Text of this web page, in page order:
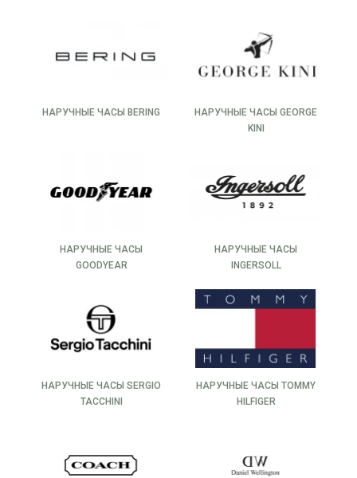
НАРУЧНЫЕ ЧАСЫ BERING
НАРУЧНЫЕ ЧАСЫ GEORGE
KINI
НАРУЧНЫЕ ЧАСЫ
GOODYEAR
НАРУЧНЫЕ ЧАСЫ
INGERSOLL
НАРУЧНЫЕ ЧАСЫ SERGIO
TACCHINI
НАРУЧНЫЕ ЧАСЫ TOMMY
HILFIGER